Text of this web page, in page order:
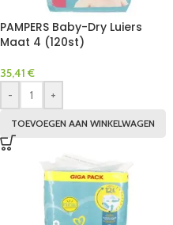
PAMPERS Baby-Dry Luiers
Maat 4 (120st)
35,41 €
-
+
TOEVOEGEN AAN WINKELWAGEN